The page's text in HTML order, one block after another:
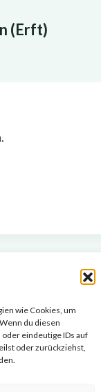
wie Cookies, um
du diesen
eindeutige IDs auf
oder zurückziehst,
(Erft)